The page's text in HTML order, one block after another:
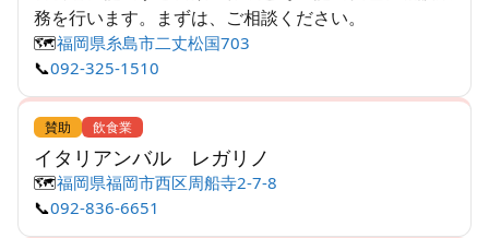
務を行います。まずは、ご相談ください。
🗺️福岡県糸島市二丈松国703
📞092-325-1510
賛助 飲食業
イタリアンバル レガリノ
🗺️福岡県福岡市西区周船寺2-7-8
📞092-836-6651